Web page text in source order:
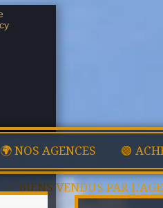
🌍 NOS AGENCES 🟢
✅ BIENS VENDUS PAR